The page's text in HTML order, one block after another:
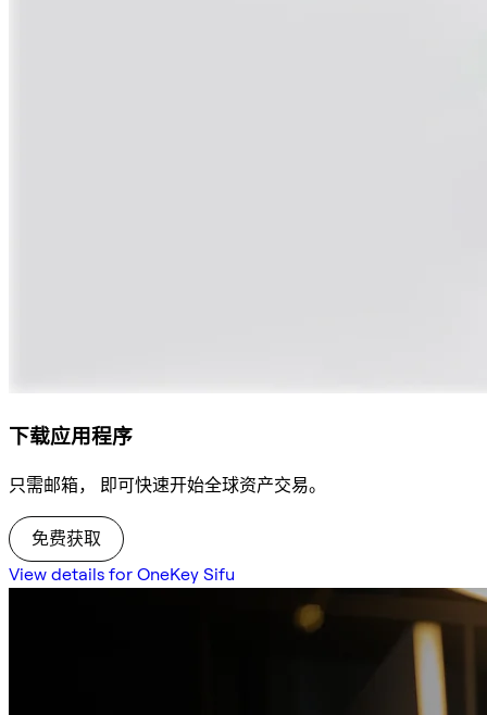
下载应用程序
只需邮箱， 即可快速开始全球资产交易。
免费获取
View details for OneKey Sifu